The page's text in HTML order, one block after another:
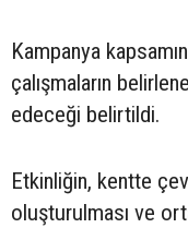
Kampanya
çalışmaların
edeceği belirtildi.
Etkinliğin, kentte
oluşturulması ve